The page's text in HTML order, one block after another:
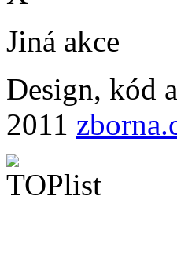
Jiná akce
Design, kód
2011